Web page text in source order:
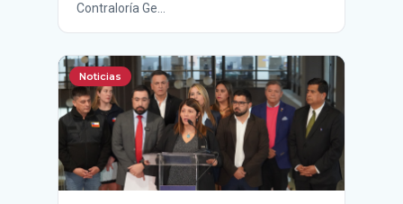
Contraloría Ge…
Noticias